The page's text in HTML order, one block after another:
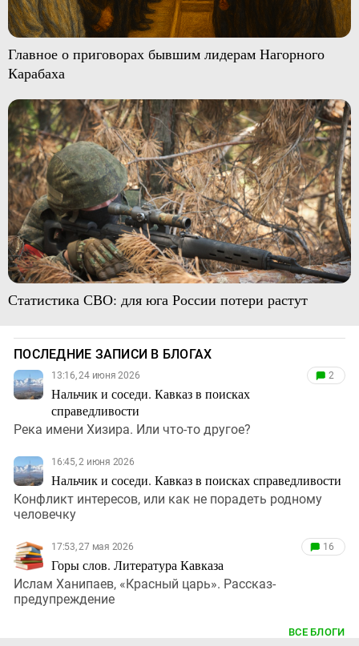
Главное о приговорах бывшим лидерам Нагорного
Карабаха
Статистика СВО: для юга России потери растут
ПОСЛЕДНИЕ ЗАПИСИ В БЛОГАХ
13:16, 24 июня 2026
Нальчик и соседи. Кавказ в поисках
справедливости
2
Река имени Хизира. Или что-то другое?
16:45, 2 июня 2026
Нальчик и соседи. Кавказ в поисках справедливости
Конфликт интересов, или как не порадеть родному
человечку
17:53, 27 мая 2026
Горы слов. Литература Кавказа
16
Ислам Ханипаев, «Красный царь». Рассказ-
предупреждение
ВСЕ БЛОГИ